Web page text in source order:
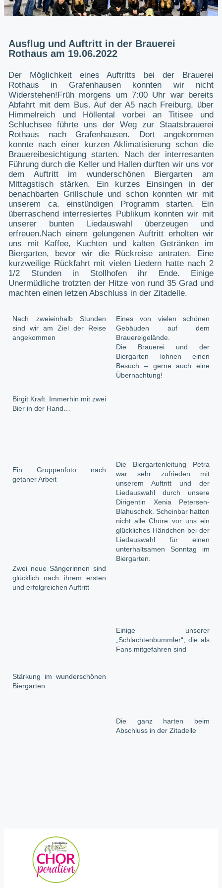
Ausflug und Auftritt in der Brauerei
Rothaus am 19.06.2022
Der Möglichkeit eines Auftritts bei der Brauerei
Rothaus in Grafenhausen konnten wir nicht
Widerstehen!Früh morgens um 7:00 Uhr war bereits
Abfahrt mit dem Bus. Auf der A5 nach Freiburg, über
Himmelreich und Höllental vorbei an Titisee und
Schluchsee führte uns der Weg zur Staatsbrauerei
Rothaus nach Grafenhausen. Dort angekommen
konnte nach einer kurzen Aklimatisierung schon die
Brauereibesichtigung starten. Nach der interresanten
Führung durch die Keller und Hallen durften wir uns vor
dem Auftritt im wunderschönen Biergarten am
Mittagstisch stärken. Ein kurzes Einsingen in der
benachbarten Grillschule und schon konnten wir mit
unserem ca. einstündigen Programm starten. Ein
überraschend interresiertes Publikum konnten wir mit
unserer bunten Liedauswahl überzeugen und
erfreuen.Nach einem gelungenen Auftritt erholten wir
uns mit Kaffee, Kuchten und kalten Getränken im
Biergarten, bevor wir die Rückreise antraten. Eine
kurzweilige Rückfahrt mit vielen Liedern hatte nach 2
1/2 Stunden in Stollhofen ihr Ende. Einige
Unermüdliche trotzten der Hitze von rund 35 Grad und
machten einen letzen Abschluss in der Zitadelle.
Nach zweieinhalb Stunden
sind wir am Ziel der Reise
angekommen
Eines von vielen schönen
Gebäuden auf dem
Brauereigelände.
Die Brauerei und der
Biergarten lohnen einen
Besuch – gerne auch eine
Übernachtung!
Birgit Kraft. Immerhin mit zwei
Bier in der Hand…
Die Biergartenleitung Petra
war sehr zufrieden mit
unserem Auftritt und der
Liedauswahl durch unsere
Dirigentin Xenia Petersen-
Blahuschek. Scheinbar hatten
nicht alle Chöre vor uns ein
glückliches Händchen bei der
Liedauswahl für einen
unterhaltsamen Sonntag im
Biergarten.
Ein Gruppenfoto nach
getaner Arbeit
Zwei neue Sängerinnen sind
glücklich nach ihrem ersten
und erfolgreichen Auftritt
Einige unserer
„Schlachtenbummler“, die als
Fans mitgefahren sind
Stärkung im wunderschönen
Biergarten
Die ganz harten beim
Abschluss in der Zitadelle